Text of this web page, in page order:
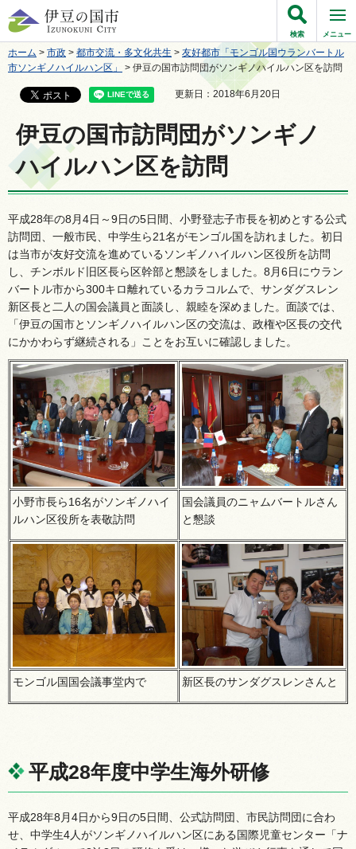
伊豆の国市
検索 メニュー
ホーム > 市政 > 都市交流・多文化共生 > 友好都市「モンゴル国ウランバートル
市ソンギノハイルハン区」
> 伊豆の国市訪問団がソンギノハイルハン区を訪問
更新日：2018年6月20日
伊豆の国市訪問団がソンギノ
ハイルハン区を訪問
平成28年の8月4日～9日の5日間、小野登志子市長を初めとする公式
訪問団、一般市民、中学生ら21名がモンゴル国を訪れました。初日
は当市が友好交流を進めているソンギノハイルハン区役所を訪問
し、チンボルド旧区長ら区幹部と懇談をしました。8月6日にウラン
バートル市から300キロ離れているカラコルムで、サンダグスレン
新区長と二人の国会議員と面談し、親睦を深めました。面談では、
「伊豆の国市とソンギノハイルハン区の交流は、政権や区長の交代
にかかわらず継続される」ことをお互いに確認しました。
小野市長ら16名がソンギノハイ
ルハン区役所を表敬訪問
国会議員のニャムバートルさん
と懇談
モンゴル国国会議事堂内で 新区長のサンダグスレンさんと
平成28年度中学生海外研修
平成28年8月4日から9日の5日間、公式訪問団、市民訪問団に合わ
せ、中学生4人がソンギノハイルハン区にある国際児童センター「ナ